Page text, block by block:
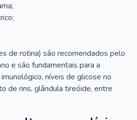
de rotina) são recomendados pelo
e são fundamentais para a
níveis de glicose no
de rins, glândula tireóide, entre